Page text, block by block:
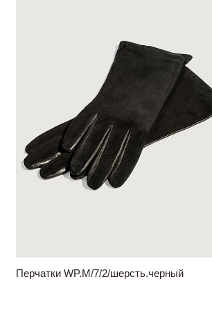
Перчатки WP.M/7/2/шерсть.черный